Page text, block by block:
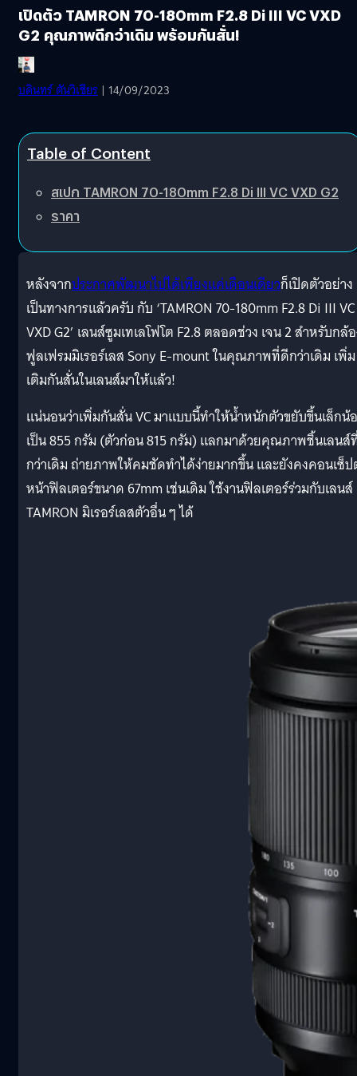
เปิดตัว TAMRON 70-180mm F2.8 Di III VC VXD
G2 คุณภาพดีกว่าเดิม พร้อมกันสั่น!
บดินทร์ ตันวิเชียร | 14/09/2023
Table of Content
สเปก TAMRON 70-180mm F2.8 Di III VC VXD G2
ราคา
หลังจากประกาศพัฒนาไปได้เพียงแค่เดือนเดียวก็เปิดตัวอย่าง
เป็นทางการแล้วครับ กับ ‘TAMRON 70-180mm F2.8 Di III VC
VXD G2’ เลนส์ซูมเทเลโฟโต F2.8 ตลอดช่วง เจน 2 สำหรับกล้
ฟูลเฟรมมิเรอร์เลส Sony E-mount ในคุณภาพที่ดีกว่าเดิม เพิ่ม
เติมกันสั่นในเลนส์มาให้แล้ว!
แน่นอนว่าเพิ่มกันสั่น VC มาแบบนี้ทำให้น้ำหนักตัวขยับขึ้นเล็กน้
เป็น 855 กรัม (ตัวก่อน 815 กรัม) แลกมาด้วยคุณภาพชิ้นเลน
กว่าเดิม ถ่ายภาพให้คมชัดทำได้ง่ายมากขึ้น และยังคงคอนเซ็
หน้าฟิลเตอร์ขนาด 67mm เช่นเดิม ใช้งานฟิลเตอร์ร่วมกับเลนส์
TAMRON มิเรอร์เลสตัวอื่น ๆ ได้